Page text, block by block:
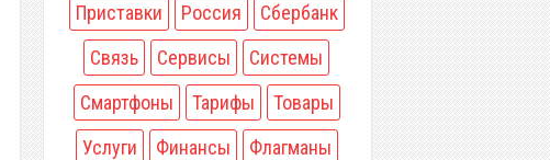
Приставки
Россия
Сбербанк
Связь
Сервисы
Системы
Смартфоны
Тарифы
Товары
Услуги
Финансы Флагманы